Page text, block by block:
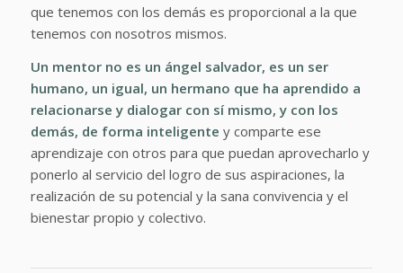
que tenemos con los demás es proporcional a la que
tenemos con nosotros mismos.
Un mentor no es un ángel salvador, es un ser
humano, un igual, un hermano que ha aprendido a
relacionarse y dialogar con sí mismo, y con los
demás, de forma inteligente y comparte ese
aprendizaje con otros para que puedan aprovecharlo y
ponerlo al servicio del logro de sus aspiraciones, la
realización de su potencial y la sana convivencia y el
bienestar propio y colectivo.